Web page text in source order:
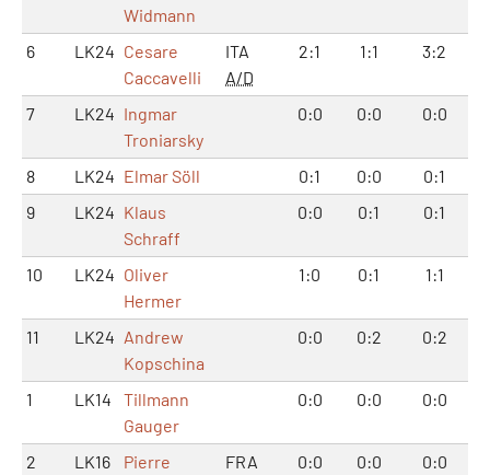
Widmann
6 LK24 Cesare
Caccavelli
ITA
A/D
2:1 1:1 3:2
7 LK24 Ingmar
Troniarsky
0:0 0:0 0:0
8 LK24 Elmar Söll 0:1 0:0
0:1
9
LK24 Klaus
Schraff
0:0 0:1 0:1
10 LK24 Oliver
Hermer
1:0 0:1 1:1
11 LK24 Andrew
Kopschina
0:0 0:2 0:2
1 LK14
Tillmann
Gauger
0:0 0:0 0:0
2 LK16 Pierre FRA 0:0 0:0 0:0